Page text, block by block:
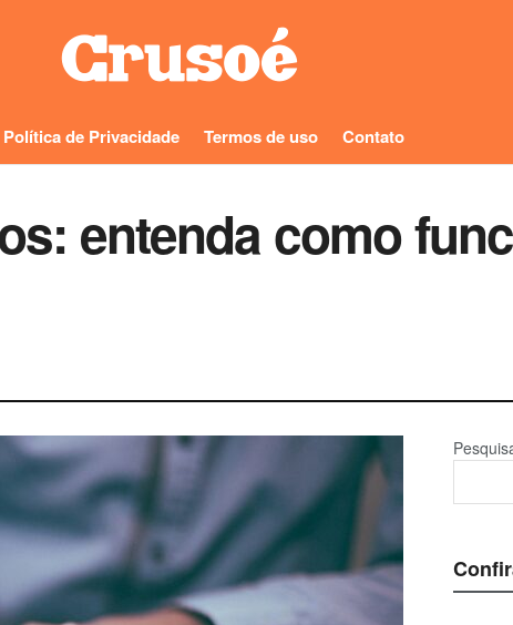
Política de Privacidade Termos de uso Contato
entenda como